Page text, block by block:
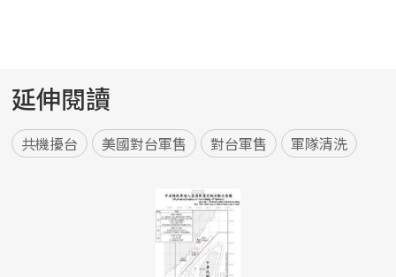
延伸閱讀
共機擾台 美國對台軍售 對台軍售 軍隊清洗